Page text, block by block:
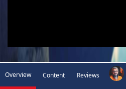
Overview Content Reviews